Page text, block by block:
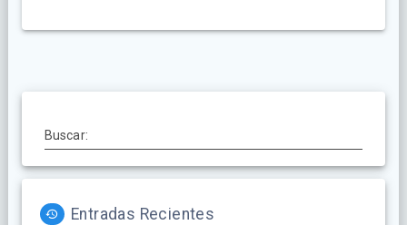
Buscar:
Entradas Recientes